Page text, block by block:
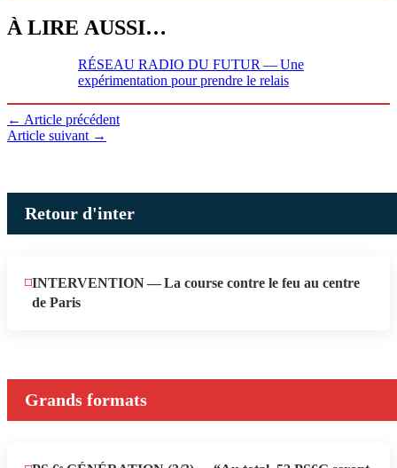
À LIRE AUSSI…
RÉSEAU RADIO DU FUTUR — Une
expé­ri­men­ta­tion pour prendre le relais
← Article précédent
Article suivant →
Retour d'inter
JUIN
12
INTERVENTION — La course contre le feu au centre
de Paris
Grands formats